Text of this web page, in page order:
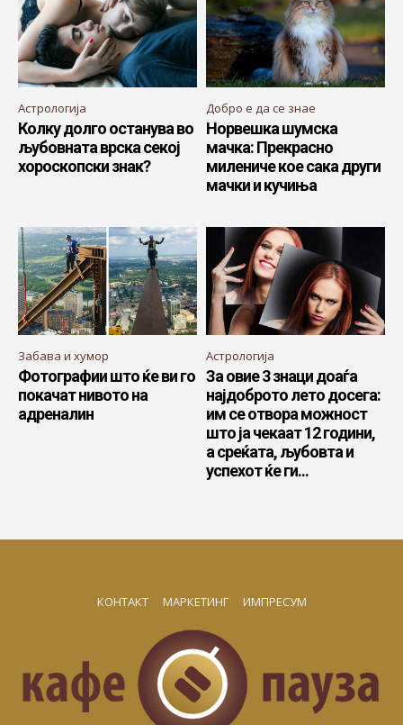
Астрологија
Колку долго останува во
љубовната врска секој
хороскопски знак?
Добро е да се знае
Норвешка шумска
мачка: Прекрасно
милениче кое сака други
мачки и кучиња
Забава и хумор
Фотографии што ќе ви го
покачат нивото на
адреналин
Астрологија
За овие 3 знаци доаѓа
најдоброто лето досега:
им се отвора можност
што ја чекаат 12 години,
а среќата, љубовта и
успехот ќе ги...
КОНТАКТ МАРКЕТИНГ ИМПРЕСУМ